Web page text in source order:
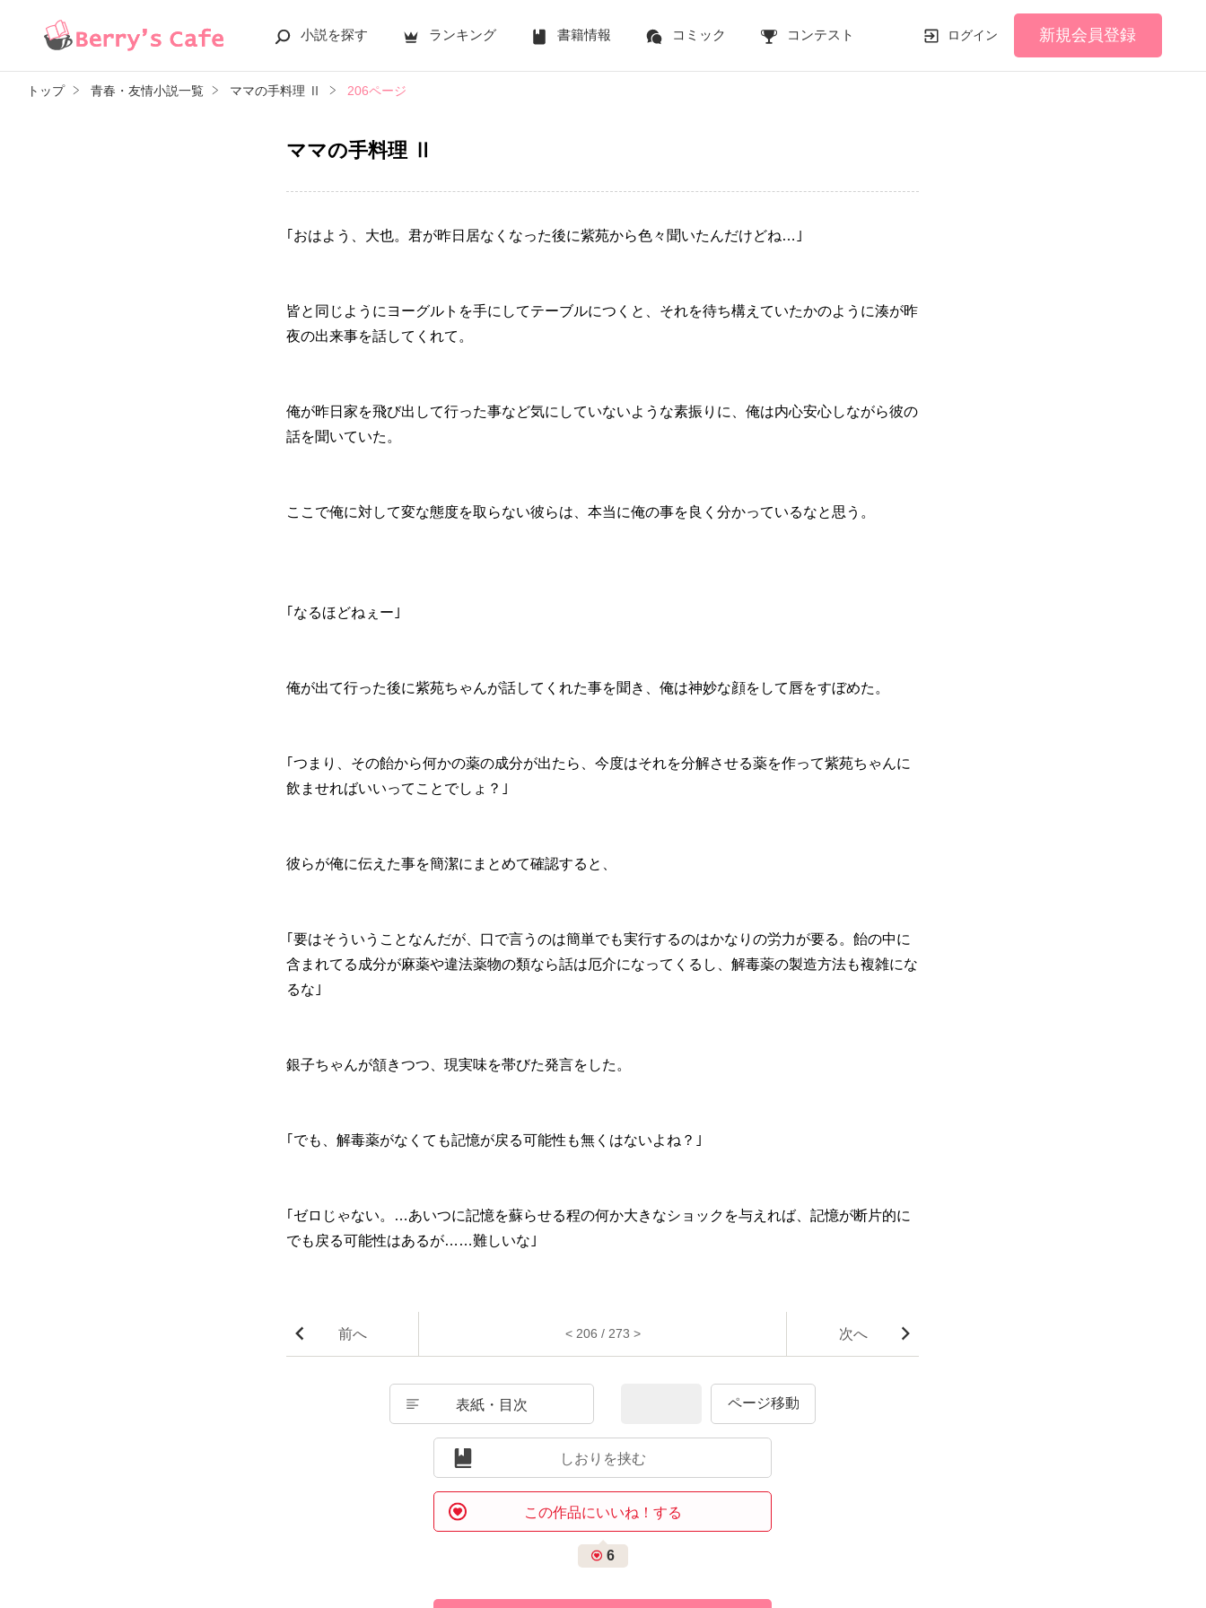
小説を探す ランキング 書籍情報 コミック コンテスト ログイン 新規会員登録
トップ 青春・友情小説一覧 ママの手料理 Ⅱ 206ページ
ママの手料理 Ⅱ
｢おはよう、大也。君が昨日居なくなった後に紫苑から色々聞いたんだけどね…｣
皆と同じようにヨーグルトを手にしてテーブルにつくと、それを待ち構えていたかのように湊が昨
夜の出来事を話してくれて。
俺が昨日家を飛び出して行った事など気にしていないような素振りに、俺は内心安心しながら彼の
話を聞いていた。
ここで俺に対して変な態度を取らない彼らは、本当に俺の事を良く分かっているなと思う。
｢なるほどねぇー｣
俺が出て行った後に紫苑ちゃんが話してくれた事を聞き、俺は神妙な顔をして唇をすぼめた。
｢つまり、その飴から何かの薬の成分が出たら、今度はそれを分解させる薬を作って紫苑ちゃんに
飲ませればいいってことでしょ？｣
彼らが俺に伝えた事を簡潔にまとめて確認すると、
｢要はそういうことなんだが、口で言うのは簡単でも実行するのはかなりの労力が要る。飴の中に
含まれてる成分が麻薬や違法薬物の類なら話は厄介になってくるし、解毒薬の製造方法も複雑にな
るな｣
銀子ちゃんが頷きつつ、現実味を帯びた発言をした。
｢でも、解毒薬がなくても記憶が戻る可能性も無くはないよね？｣
｢ゼロじゃない。…あいつに記憶を蘇らせる程の何か大きなショックを与えれば、記憶が断片的に
でも戻る可能性はあるが……難しいな｣
前へ < 206 / 273 > 次へ
表紙・目次
しおりを挟む
この作品にいいね！する
6